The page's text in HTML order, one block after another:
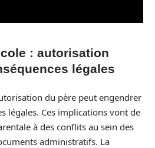
: autorisation
légales
du père peut engendrer
légales. Ces implications vont de
à des conflits au sein des
administratifs. La